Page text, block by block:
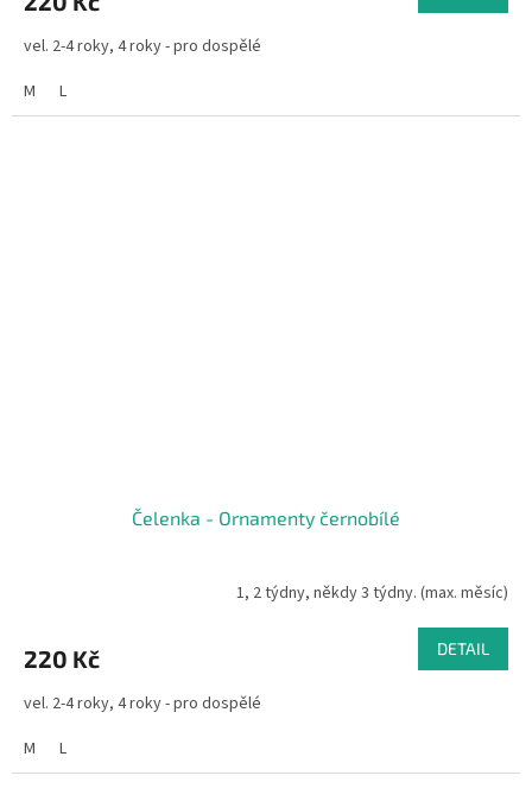
vel. 2-4 roky, 4 roky - pro dospělé
M
L
Čelenka - Ornamenty černobílé
1, 2 týdny, někdy 3 týdny. (max. měsíc)
220 Kč DETAIL
vel. 2-4 roky, 4 roky - pro dospělé
M
L